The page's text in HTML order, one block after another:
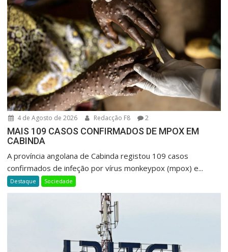
4 de Agosto de 2026 Redacção F8 2
MAIS 109 CASOS CONFIRMADOS DE MPOX EM
CABINDA
A província angolana de Cabinda registou 109 casos
confirmados de infeção por vírus monkeypox (mpox) e...
Destaque Sociedade